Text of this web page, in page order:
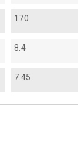
170
8.4
7.45